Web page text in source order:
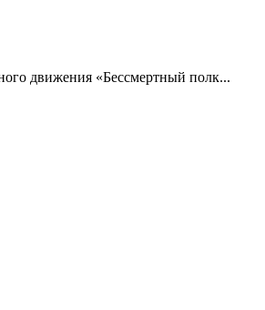
движения «Бессмертный полк...